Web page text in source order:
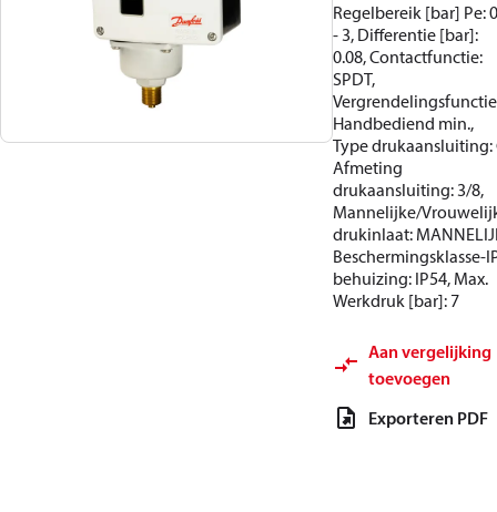
Regelbereik [bar] Pe:
- 3, Differentie [bar]:
0.08, Contactfunctie:
SPDT,
Handbediend min.,
Type drukaansluiting:
Afmeting
drukaansluiting: 3/8,
Mannelijke/
drukinlaat:
Beschermingsklasse-
behuizing: IP54, Max.
Werkdruk [bar]: 7
Aan vergelijking
toevoegen
Exporteren PDF